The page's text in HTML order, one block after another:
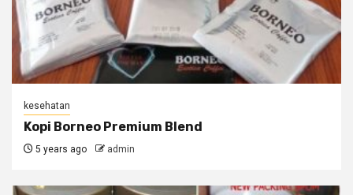
kesehatan
Kopi Borneo Premium Blend
5 years ago admin